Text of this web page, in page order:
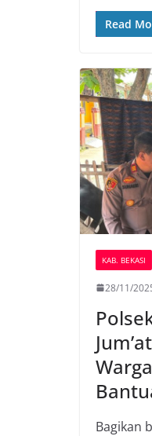
o
k
r
Read
KAB. BEKASI
28/11/
Bagikan